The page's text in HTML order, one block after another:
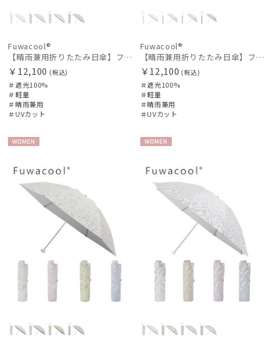
Fuwacool®
【晴雨兼用折りたたみ日傘】フワクール®ホワイト（Fuwacool® White）ジオメタリックラメ 遮光100 UV100
￥12,100 (税込)
＃遮光100%
＃軽量
＃晴雨兼用
＃UVカット
Fuwacool®
【晴雨兼用折りたたみ日傘】フワクール®ホワイト（Fuwacool® White）ジオメタリックラメ 遮光100 UV100 ハンドル付き
￥12,100 (税込)
＃遮光100%
＃軽量
＃晴雨兼用
＃UVカット
N
N